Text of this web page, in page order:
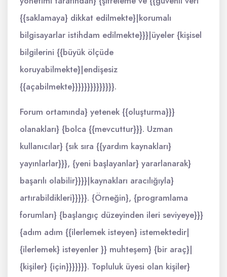
{{saklamaya} dikkat edilmekte}|korumalı
bilgisayarlar istihdam edilmekte}}}|üyeler {kişisel
bilgilerini {{büyük ölçüde
koruyabilmekte}|endişesiz
{{açabilmekte}}}}}}}}}}}}}}.
Forum ortamında} yetenek {{oluşturma}}}
olanakları} {bolca {{mevcuttur}}}. Uzman
kullanıcılar} {sık sıra {{yardım kaynakları}
yayınlarlar}}}, {yeni başlayanlar} yararlanarak}
başarılı olabilir}}}}|kaynakları aracılığıyla}
artırabildikleri}}}}}. {Örneğin}, {programlama
forumları} {başlangıç düzeyinden ileri seviyeye}}}
{adım adım {{ilerlemek isteyen} istemektedir|
{ilerlemek} isteyenler }} muhteşem} {bir araç}|
{kişiler} {için}}}}}}}. Topluluk üyesi olan kişiler}